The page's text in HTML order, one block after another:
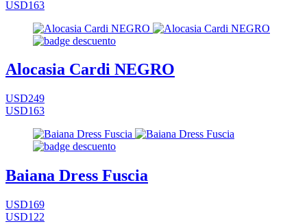
USD163
Alocasia Cardi NEGRO
USD249
USD163
Baiana Dress Fuscia
USD169
USD122